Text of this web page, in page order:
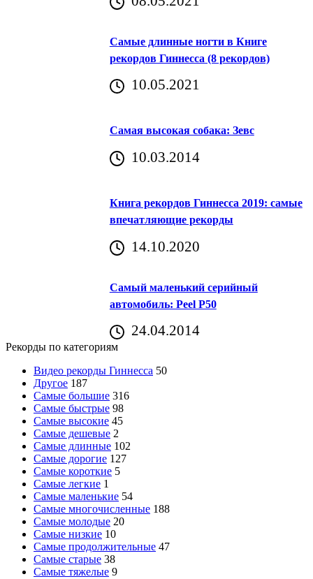
Самые длинные ногти в Книге
рекордов Гиннесса (8 рекордов)
10.05.2021
Самая высокая собака: Зевс
10.03.2014
Книга рекордов Гиннесса 2019: самые
впечатляющие рекорды
14.10.2020
Самый маленький серийный
автомобиль: Peel P50
24.04.2014
Рекорды по категориям
Видео рекорды Гиннесса 50
Другое 187
Самые большие 316
Самые быстрые 98
Самые высокие 45
Самые дешевые 2
Самые длинные 102
Самые дорогие 127
Самые короткие 5
Самые легкие 1
Самые маленькие 54
Самые многочисленные 188
Самые молодые 20
Самые низкие 10
Самые продолжительные 47
Самые старые 38
Самые тяжелые 9